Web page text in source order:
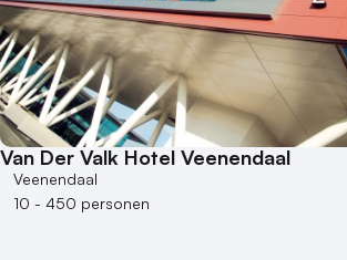
Aantal personen
1 - 50 personen
50 - 100 personen
100 - 250 personen
250 - 500 personen
500+ personen
Bijzondere locaties
Van Der Valk Hotel Veenendaal
Veenendaal
10 - 450 personen